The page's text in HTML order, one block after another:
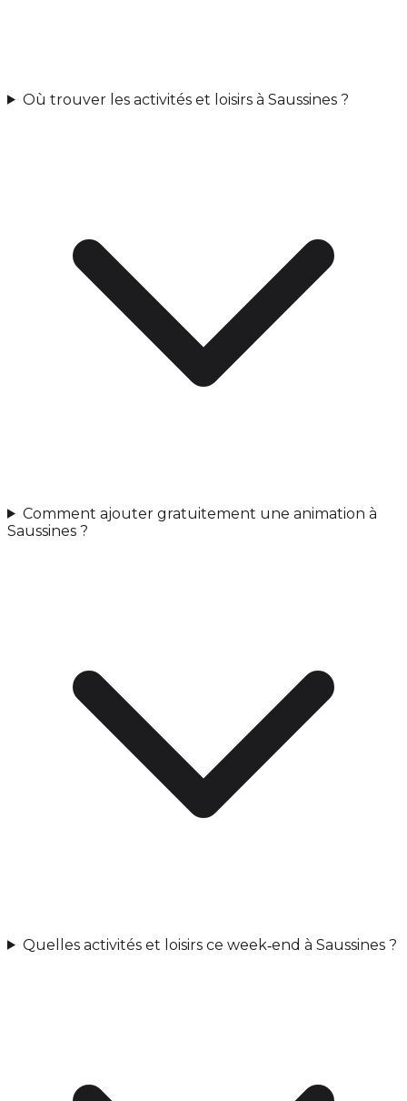
Où trouver les activités et loisirs à Saussines ?
Comment ajouter gratuitement une animation à
Saussines ?
Quelles activités et loisirs ce week‑end à Saussines ?